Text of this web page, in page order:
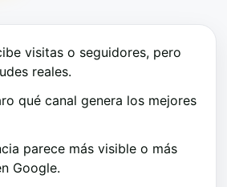
visitas o seguidores, pero
reales.
qué canal genera los mejores
parece más visible o más
Google.